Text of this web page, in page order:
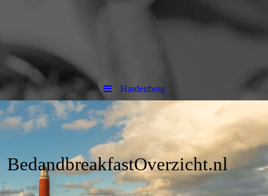
Hardenberg
BedandbreakfastOverzicht.nl